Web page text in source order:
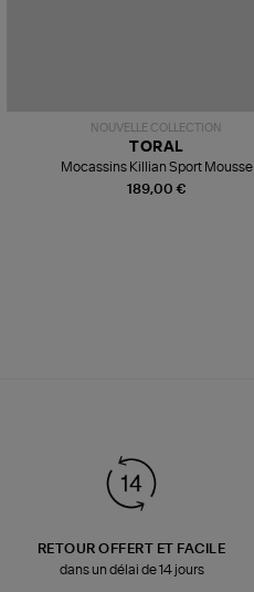
NOUVELLE COLLECTION
189,00 €
TORAL
Mocassins Killian Sport Mousse
RETOUR OFFERT ET FACILE
dans un délai de 14 jours